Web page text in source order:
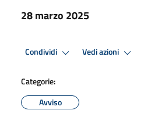
28 marzo 2025
Condividi Vedi azioni
Categorie:
Avviso